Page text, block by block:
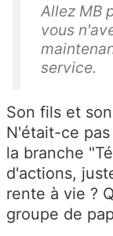
Allez MB
vous
service.
Son fils et
N'était-ce
la branche
d'actions,
rente à vie ?
groupe de